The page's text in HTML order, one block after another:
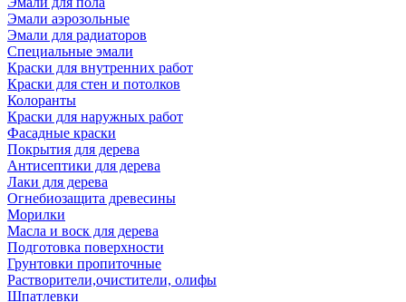
Эмали аэрозольные
Эмали для радиаторов
Специальные эмали
Краски для внутренних работ
Краски для стен и потолков
Колоранты
Краски для наружных работ
Фасадные краски
Покрытия для дерева
Антисептики для дерева
Лаки для дерева
Огнебиозащита древесины
Морилки
Масла и воск для дерева
Подготовка поверхности
Грунтовки пропиточные
Растворители,очистители, олифы
Шпатлевки